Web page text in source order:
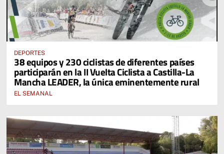
DEPORTES
38 equipos y 230 ciclistas de diferentes países
participarán en la II Vuelta Ciclista a Castilla-La
Mancha LEADER, la única eminentemente rural
EL SEMANAL